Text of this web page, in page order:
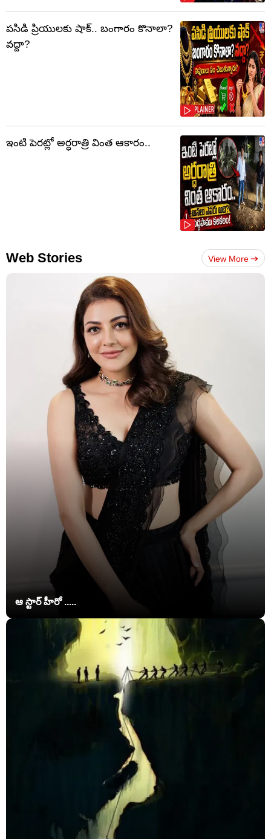
పసిడి ప్రియులకు షాక్‌.. బంగారం కొనాలా?
వద్దా?
ఇంటి పెరట్లో అర్ధరాత్రి వింత ఆకారం..
Web Stories View More
ఆ స్టార్ హీరో .....